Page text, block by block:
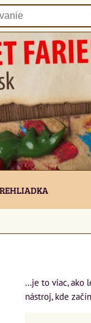
...je to viac, ako
nástroj, kde